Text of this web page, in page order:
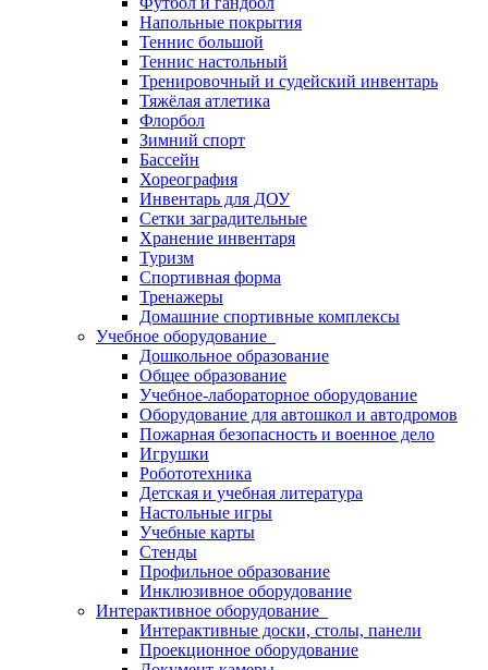
Напольные покрытия
Теннис большой
Теннис настольный
Тренировочный и судейский инвентарь
Тяжёлая атлетика
Флорбол
Зимний спорт
Бассейн
Хореография
Инвентарь для ДОУ
Сетки заградительные
Хранение инвентаря
Туризм
Спортивная форма
Тренажеры
Домашние спортивные комплексы
Учебное оборудование
Дошкольное образование
Общее образование
Учебное-лабораторное оборудование
Оборудование для автошкол и автодромов
Пожарная безопасность и военное дело
Игрушки
Робототехника
Детская и учебная литература
Настольные игры
Учебные карты
Стенды
Профильное образование
Инклюзивное оборудование
Интерактивное оборудование
Интерактивные доски, столы, панели
Проекционное оборудование